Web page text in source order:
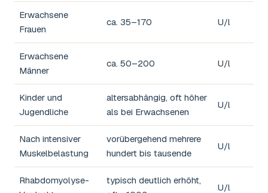
Erwachsene
Frauen
ca. 35–170 U/l
Erwachsene
Männer
ca. 50–200 U/l
Kinder und
Jugendliche
altersabhängig, oft höher
als bei Erwachsenen
U/l
Nach intensiver
Muskelbelastung
vorübergehend mehrere
hundert bis tausende
U/l
Rhabdomyolyse-
typisch deutlich erhöht,
U/l